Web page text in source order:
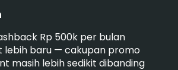
Rp 500k per bulan
lebih baru — cakupan promo
masih lebih sedikit dibanding